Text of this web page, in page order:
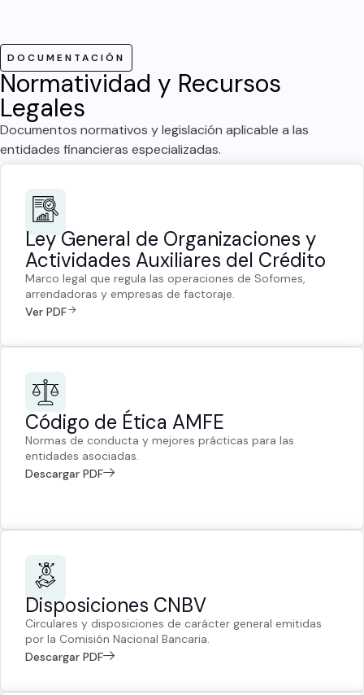
DOCUMENTACIÓN
Normatividad y Recursos
Legales
Documentos normativos y legislación aplicable a las
entidades financieras especializadas.
Ley General de Organizaciones y
Actividades Auxiliares del Crédito
Marco legal que regula las operaciones de Sofomes,
arrendadoras y empresas de factoraje.
Ver PDF
Código de Ética AMFE
Normas de conducta y mejores prácticas para las
entidades asociadas.
Descargar PDF
Disposiciones CNBV
Circulares y disposiciones de carácter general emitidas
por la Comisión Nacional Bancaria.
Descargar PDF